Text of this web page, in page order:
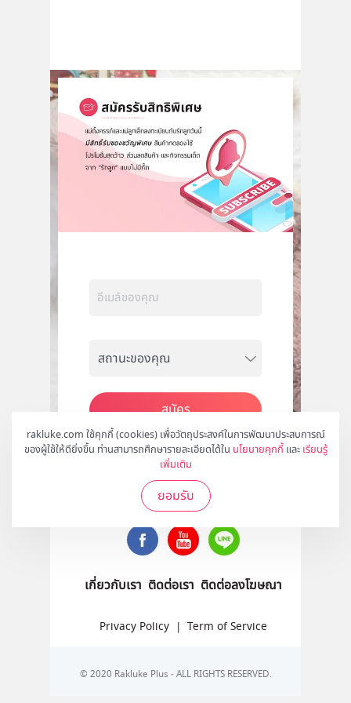
rakluke.com ใช้คุกกี้ (cookies) เพื่อวัตถุประสงค์ในการพัฒนาประสบการณ์
ของผู้ใช้ให้ดียิ่งขึ้น ท่านสามารถศึกษารายละเอียดได้ใน นโยบายคุกกี้ และ เรียนรู้
เพิ่มเติม
ยอมรับ
สมัคร
ติดตามเราได้ที่
เกี่ยวกับเรา ติดต่อเรา ติดต่อลงโฆษณา
Privacy Policy | Term of Service
© 2020 Rakluke Plus - ALL RIGHTS RESERVED.